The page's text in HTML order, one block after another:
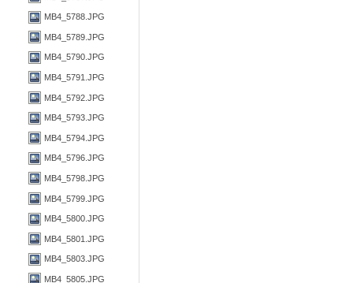
MB4_5788.JPG
MB4_5789.JPG
MB4_5790.JPG
MB4_5791.JPG
MB4_5792.JPG
MB4_5793.JPG
MB4_5794.JPG
MB4_5796.JPG
MB4_5798.JPG
MB4_5799.JPG
MB4_5800.JPG
MB4_5801.JPG
MB4_5803.JPG
MB4_5805.JPG